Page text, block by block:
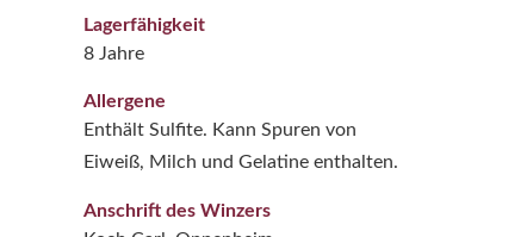
Lagerfähigkeit
8 Jahre
Allergene
Enthält Sulfite. Kann Spuren von
Eiweiß, Milch und Gelatine enthalten.
Anschrift des Winzers